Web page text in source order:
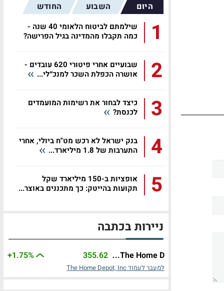
היום השבוע החודש
1
שילמתם לביטוח הלאומי 40 שנה -
כמה תקבלו מהמדינה בגיל הפרישה?
2
שבועיים אחרי פיטורי 620 עובדים -
אושרה הכפלת השכר למנכ״לי...
3
כיצד לבחור את רשימות המועמדים
לכנסת?
4
בנק ישראל לא רכש מט"ח ביולי, אחרי
התערבות של 1.8 מיליארד...
5
אופציות ב-150 מיליארד שקל
תקועות בהייטק: כך מתכננים באוצר...
ניירות בכתבה
The Home D...
355.62
+1.75%
למעבר לעמוד The Home Depot, Inc